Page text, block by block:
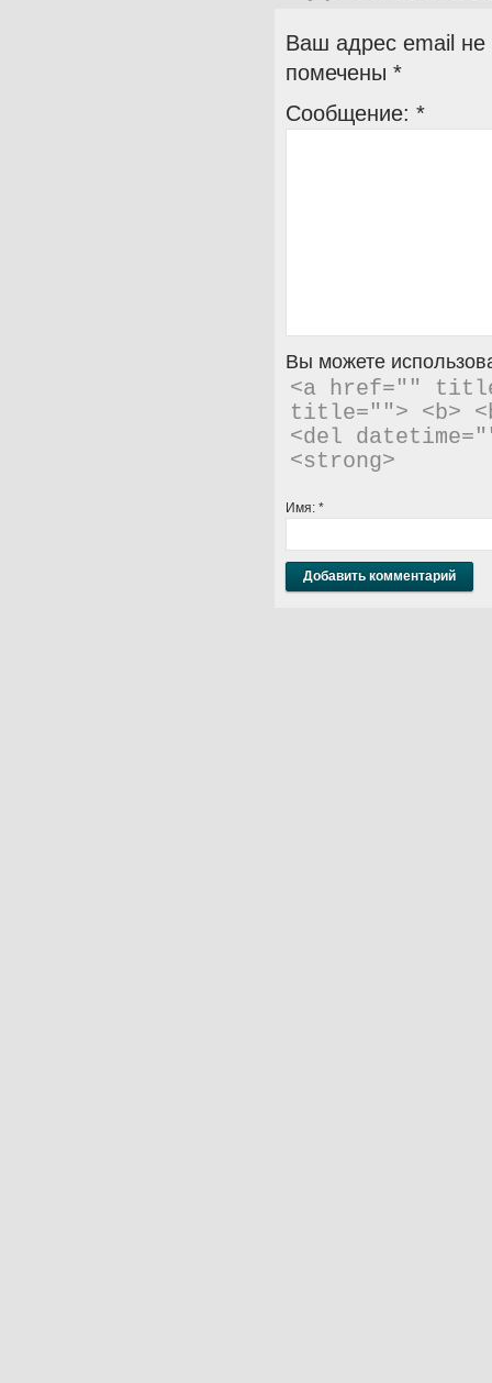
Ваш адрес email не
помечены *
Сообщение: *
Вы можете
<a href=""
title=""> <b>
<del
<strong>
Имя: *